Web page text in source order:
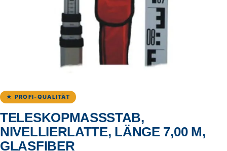
★ PROFI-QUALITÄT
TELESKOPMASSSTAB, N
IVELLIERLATTE, LÄNGE 7,00 M,
GLASFIBER